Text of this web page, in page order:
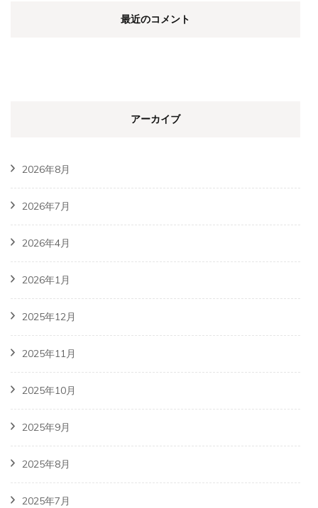
最近のコメント
アーカイブ
2026年8月
2026年7月
2026年4月
2026年1月
2025年12月
2025年11月
2025年10月
2025年9月
2025年8月
2025年7月